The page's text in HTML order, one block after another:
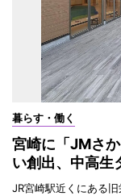
暮らす・働く
宮崎に「JMさ
い創出、中高生
JR宮崎駅近くにある